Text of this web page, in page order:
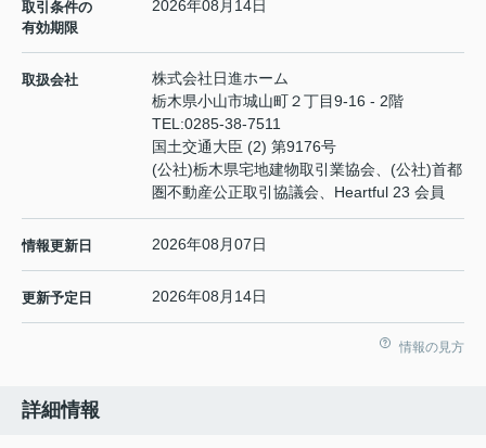
取引条件の
有効期限
2026年08月14日
取扱会社
株式会社日進ホーム
栃木県小山市城山町２丁目9-16 - 2階
TEL:0285-38-7511
国土交通大臣 (2) 第9176号
(公社)栃木県宅地建物取引業協会、(公社)首都
圏不動産公正取引協議会、Heartful 23 会員
情報更新日 2026年08月07日
更新予定日 2026年08月14日
情報の見方
詳細情報